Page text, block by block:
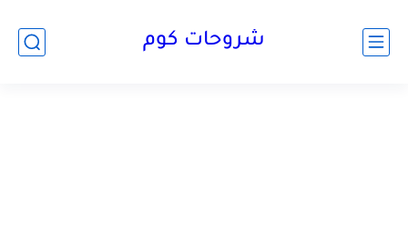
شروحات كوم